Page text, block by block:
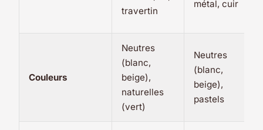
travertin
métal, cuir
Couleurs
Neutres
(blanc,
beige),
naturelles
(vert)
Neutres
(blanc,
beige),
pastels